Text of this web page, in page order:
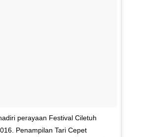
perayaan Festival Ciletuh
Penampilan Tari Cepet